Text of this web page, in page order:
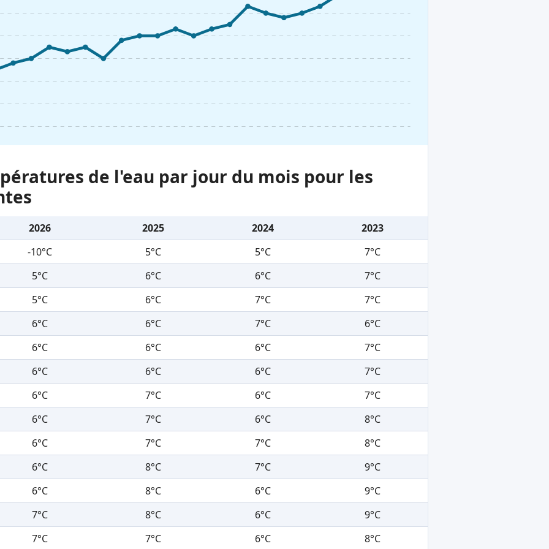
de l'eau par jour du mois pour les
2026 2025 2024
2023
-10°C
5°C 5°C
7°C
5°C
6°C 6°C
7°C
5°C
6°C 7°C
7°C
6°C
6°C 7°C
6°C
6°C
6°C 6°C
7°C
6°C
6°C 6°C
7°C
6°C
7°C 6°C
7°C
6°C
7°C 6°C
8°C
6°C
7°C 7°C
8°C
6°C
8°C 7°C
9°C
6°C
8°C 6°C
9°C
7°C
8°C 6°C
9°C
7°C
7°C 6°C 8°C